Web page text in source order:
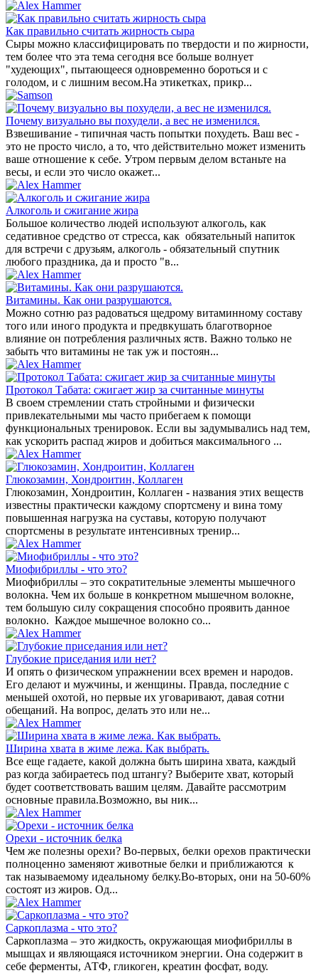
Как правильно считать жирность сыра
Cыры можно классифицировать по твердости и по жирности,
тем более что эта тема сегодня все больше волнует
"худеющих", пытающееся одновременно бороться и с
голодом, и с лишним весом.На этикетках, прикр...
Почему визуально вы похудели, а вес не изменился.
Взвешивание - типичная часть попытки похудеть. Ваш вес -
это не просто число, а то, что действительно может изменить
ваше отношение к себе. Утром первым делом встаньте на
весы, и если это число окажет...
Алкоголь и сжигание жира
Большое количество людей используют алкоголь, как
седативное средство от стресса, как обязательный напиток
для встречи с друзьям, алкоголь - обязательный спутник
любого праздника, да и просто "в...
Витамины. Как они разрушаются.
Можно сотню раз радоваться щедрому витаминному составу
того или иного продукта и предвкушать благотворное
влияние он потребления различных яств. Важно только не
забыть что витамины не так уж и постоян...
Протокол Табата: сжигает жир за считанные минуты
В своем стремлении стать стройными и физически
привлекательными мы часто прибегаем к помощи
функциональных тренировок. Если вы задумывались над тем,
как ускорить распад жиров и добиться максимального ...
Глюкозамин, Хондроитин, Коллаген
Глюкозамин, Хондроитин, Коллаген - названия этих веществ
известны практически каждому спортсмену и вина тому
повышенная нагрузка на суставы, которую получают
спортсмены в результате интенсивных тренир...
Миофибриллы - что это?
Миофибриллы – это сократительные элементы мышечного
волокна. Чем их больше в конкретном мышечном волокне,
тем большую силу сокращения способно проявить данное
волокно. Каждое мышечное волокно со...
Глубокие приседания или нет?
И опять о физическом упражнении всех времен и народов.
Его делают и мужчины, и женщины. Правда, последние с
меньшей охотой, но первые их уговаривают, давая сотни
обещаний. На вопрос, делать это или не...
Ширина хвата в жиме лежа. Как выбрать.
Все еще гадаете, какой должна быть ширина хвата, каждый
раз когда забираетесь под штангу? Выберите хват, который
будет соответствовать вашим целям. Давайте рассмотрим
основные правила.Возможно, вы ник...
Орехи - источник белка
Чем же полезны орехи? Во-первых, белки орехов практически
полноценно заменяют животные белки и приближаются к
так называемому идеальному белку.Во-вторых, они на 50-60%
состоят из жиров. Од...
Саркоплазма - что это?
Саркоплазма – это жидкость, окружающая миофибриллы в
мышцах и являющаяся источником энергии. Она содержит в
себе ферменты, АТФ, гликоген, креатин фосфат, воду.